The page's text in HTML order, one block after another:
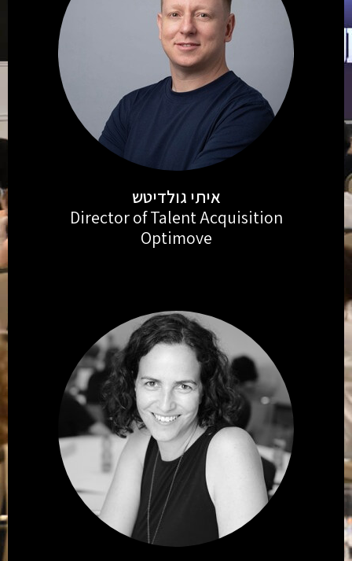
איתי גולדיטש
Director of Talent Acquisition
Optimove